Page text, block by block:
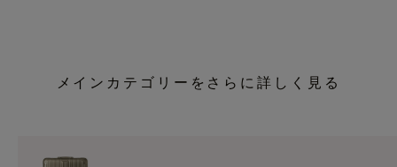
メインカテゴリーをさらに詳しく見る